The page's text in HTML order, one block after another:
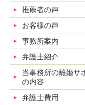
推薦者の声
お客様の声
事務所案内
弁護士紹介
当事務所の離婚サ
の内容
弁護士費用